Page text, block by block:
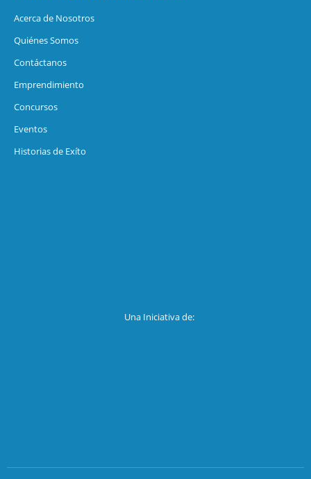
Acerca de Nosotros
Quiénes Somos
Contáctanos
Emprendimiento
Concursos
Eventos
Historias de Exíto
Una Iniciativa de: